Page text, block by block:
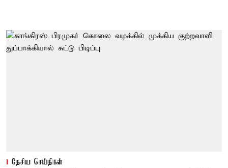
தேசிய செய்திகள்